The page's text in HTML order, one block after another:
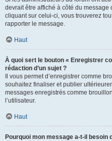
devrait être affiché à côté du message
cliquant sur celui-ci, vous trouverez
rapporter le message.
Haut
À quoi sert le bouton « Enregistrer
rédaction d’un sujet ?
Il vous permet d’enregistrer comme
souhaitez finaliser et publier
messages enregistrés comme
l’utilisateur.
Haut
Pourquoi mon message a-t-il besoin